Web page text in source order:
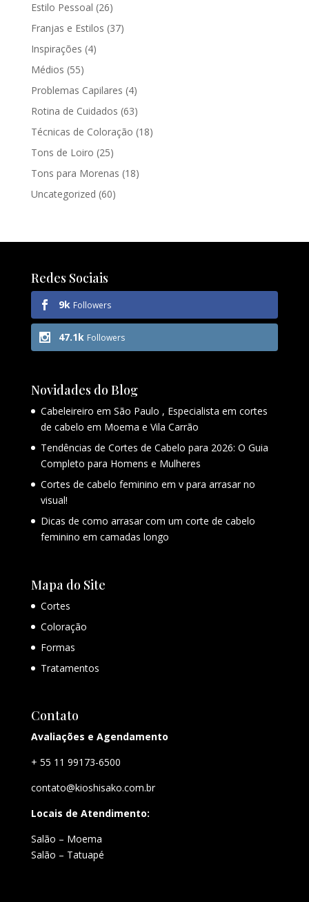
Estilo Pessoal (26)
Franjas e Estilos (37)
Inspirações (4)
Médios (55)
Problemas Capilares (4)
Rotina de Cuidados (63)
Técnicas de Coloração (18)
Tons de Loiro (25)
Tons para Morenas (18)
Uncategorized (60)
Redes Sociais
9k Followers
47.1k Followers
Novidades do Blog
Cabeleireiro em São Paulo , Especialista em cortes
de cabelo em Moema e Vila Carrão
Tendências de Cortes de Cabelo para 2026: O Guia
Completo para Homens e Mulheres
Cortes de cabelo feminino em v para arrasar no
visual!
Dicas de como arrasar com um corte de cabelo
feminino em camadas longo
Mapa do Site
Cortes
Coloração
Formas
Tratamentos
Contato
Avaliações e Agendamento
+ 55 11 99173-6500
contato@kioshisako.com.br
Locais de Atendimento:
Salão – Moema
Salão – Tatuapé